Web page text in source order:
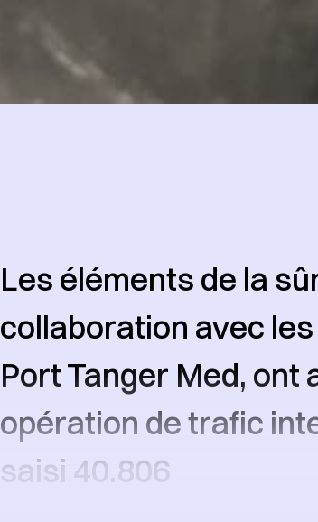
Les éléments de la
collaboration avec
Port Tanger Med, ont
opération de trafic
saisi 40.806